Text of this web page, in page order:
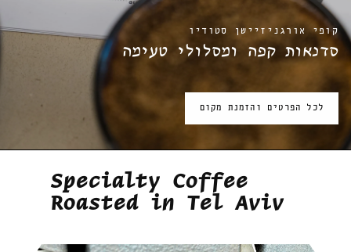
קופי אורגניזיישן סטודיו
סדנאות קפה ומסלולי טעימה
לכל הפרטים והזמנת מקום
Specialty Coffee
Roasted in Tel Aviv